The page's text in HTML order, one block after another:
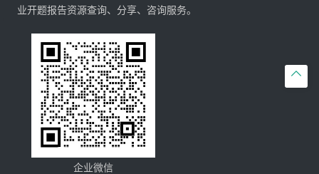

业开题报告资源查询、分享、咨询服务。
企业微信